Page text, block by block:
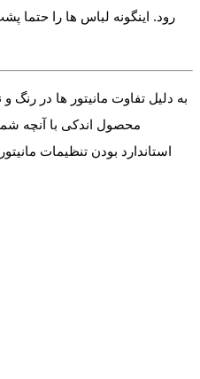
رود. اینگونه لباس ها را
محصول اندکی با آنچه
استاندارد بودن تنظیمات